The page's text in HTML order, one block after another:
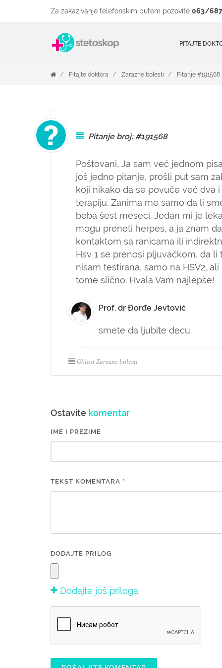
Za zakazivanje telefonskim putem pozovite 063/
PITAJTE
Pitajte doktora Zarazne bolesti Pitanje #191568
Pitanje broj: #191568
Poštovani, Ja sam već jednom
još jedno pitanje, prošli put sam
koji nikako da se povuče već dva
terapiju. Zanima me samo da li
beba šest meseci. Jedan mi je
mogu preneti herpes, a ja znam
kontaktom sa ranicama ili
Hsv 1 se prenosi pljuvačkom, da li
nisam testirana, samo na HSV2,
tome slično. Hvala Vam najlepše!
Prof. dr Đorđe Jevtović
smete da ljubite decu
Oblast Zarazne bolesti
Ostavite komentar
IME I PREZIME
TEKST KOMENTARA *
DODAJTE PRILOG
Dodajte još priloga